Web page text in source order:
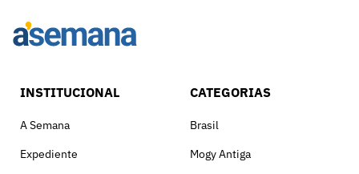
INSTITUCIONAL
A Semana
Expediente
CATEGORIAS
Brasil
Mogy Antiga